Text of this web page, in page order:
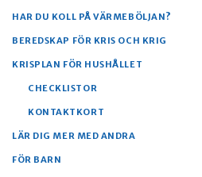
HAR DU KOLL PÅ VÄRMEBÖLJAN?
BEREDSKAP FÖR KRIS OCH KRIG
KRISPLAN FÖR HUSHÅLLET
CHECKLISTOR
KONTAKTKORT
LÄR DIG MER MED ANDRA
FÖR BARN